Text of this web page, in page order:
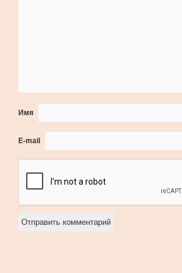
Имя
E-mail